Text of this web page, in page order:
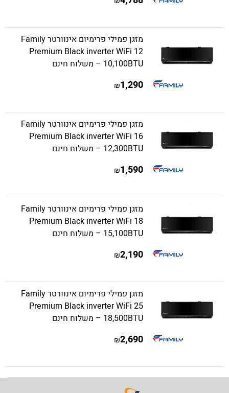
מזגן פמילי פרימיום אינוורטר Family
Premium Black inverter WiFi 12
10,100BTU – משלוח חינם
1,290
₪
מזגן פמילי פרימיום אינוורטר Family
Premium Black inverter WiFi 16
12,300BTU – משלוח חינם
1,590
₪
מזגן פמילי פרימיום אינוורטר Family
Premium Black inverter WiFi 18
15,100BTU – משלוח חינם
2,190
₪
מזגן פמילי פרימיום אינוורטר Family
Premium Black inverter WiFi 25
18,500BTU – משלוח חינם
2,690
₪